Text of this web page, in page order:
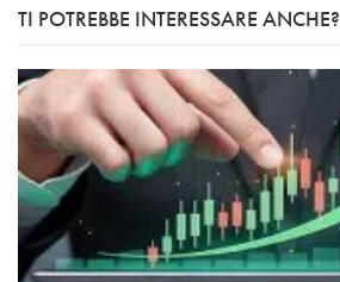
TI POTREBBE INTERESSARE ANCHE?